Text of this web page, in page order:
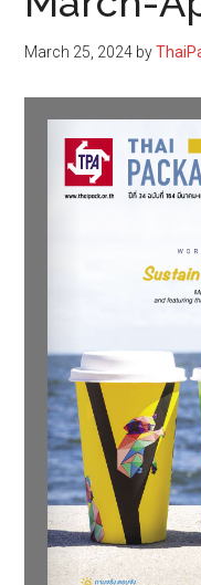
March 25, 2024 by